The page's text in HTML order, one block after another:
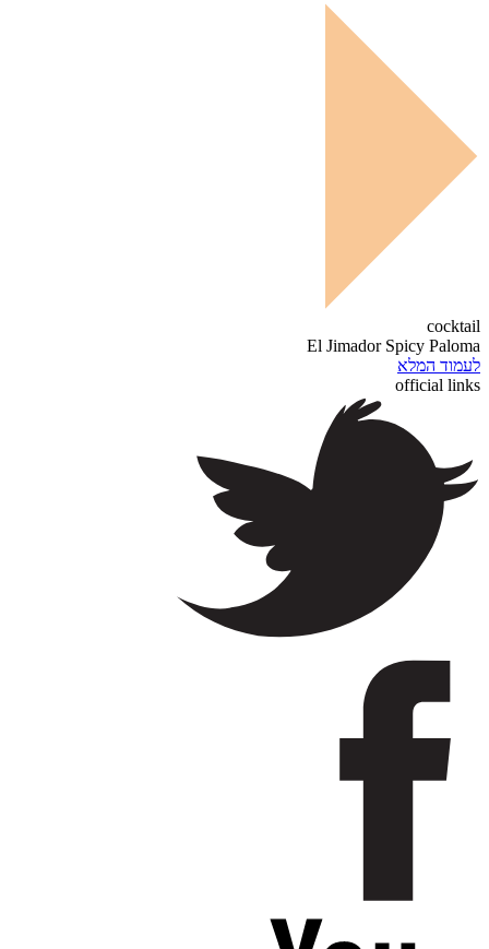
cocktail
El Jimador Spicy Paloma
לעמוד המלא
official links